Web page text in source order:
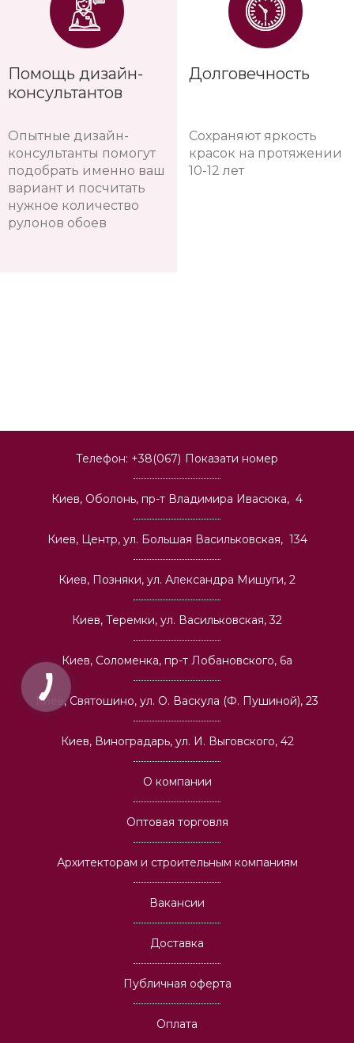
Помощь дизайн-
консультантов
Опытные дизайн-
консультанты помогут
подобрать именно ваш
вариант и посчитать
нужное количество
рулонов обоев
Долговечность
Сохраняют яркость
красок на протяжении
10-12 лет
Телефон: +38(067) Показати номер
Киев, Оболонь, пр-т Владимира Ивасюка, 4
Киев, Центр, ул. Большая Васильковская, 134
Киев, Позняки, ул. Александра Мишуги, 2
Киев, Теремки, ул. Васильковская, 32
Киев, Соломенка, пр-т Лобановского, 6а
Киев, Святошино, ул. О. Васкула (Ф. Пушиной), 23
Киев, Виноградарь, ул. И. Выговского, 42
О компании
Оптовая торговля
Архитекторам и строительным компаниям
Вакансии
Доставка
Публичная оферта
Оплата